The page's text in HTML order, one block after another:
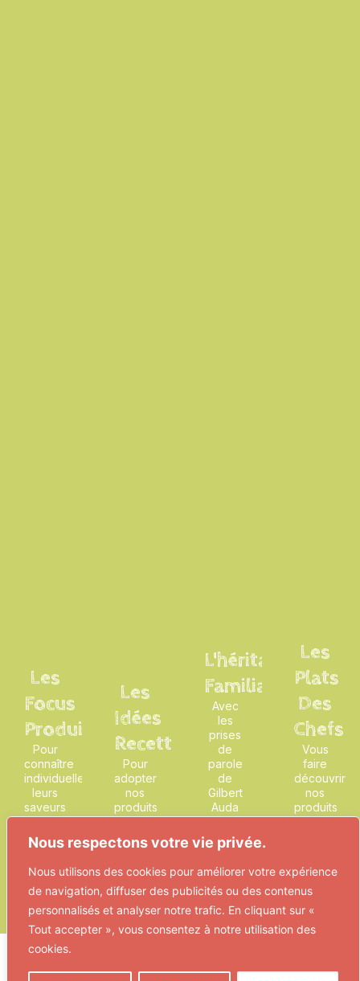
Nous respectons votre vie privée.
Nous utilisons des cookies pour améliorer votre expérience
de navigation, diffuser des publicités ou des contenus
personnalisés et analyser notre trafic. En cliquant sur «
Tout accepter », vous consentez à notre utilisation des
cookies.
Les
Focus
Produit
Pour
connaître
individuellement
leurs
saveurs
et
bienfaits,
et
comment
les
utiliser
Les
Idées
Recette
Pour
adopter
nos
produits
dans
cuisine
de tous
les
jours
L'héritage
Familial
Avec
les
prises
de
parole
de
Gilbert
Auda
sur
l'histoire
de
l'entreprise
et de la
vallée
Les
Plats
Des
Chefs
Vous
faire
découvrir
nos
produits
sur les
tables
de
France